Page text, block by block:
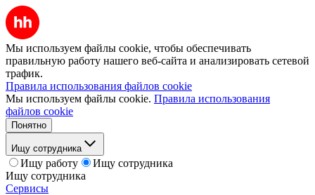
Мы используем файлы cookie, чтобы обеспечивать
правильную работу нашего веб-сайта и анализировать сетевой
трафик.
Правила использования файлов cookie
Мы используем файлы cookie. Правила использования
файлов cookie
Понятно
Ищу сотрудника
Ищу работу
Ищу сотрудника
Ищу сотрудника
Сервисы